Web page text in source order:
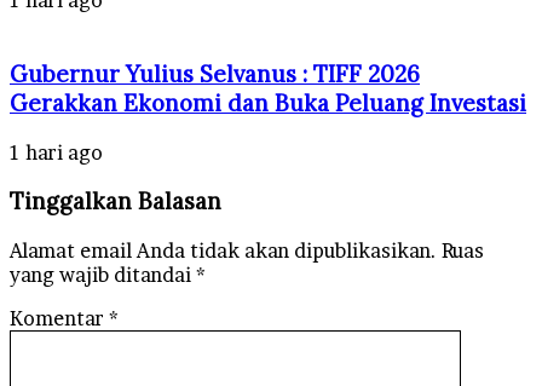
Gubernur Yulius Selvanus : TIFF 2026
Gerakkan Ekonomi dan Buka Peluang Investasi
1 hari ago
Tinggalkan Balasan
Alamat email Anda tidak akan dipublikasikan. Ruas
yang wajib ditandai *
Komentar *